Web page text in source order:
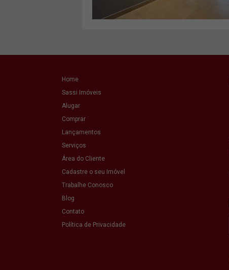
Home
Sassi Imóveis
Alugar
Comprar
Lançamentos
Serviços
Área do Cliente
Cadastre o seu Imóvel
Trabalhe Conosco
Blog
Contato
Política de Privacidade